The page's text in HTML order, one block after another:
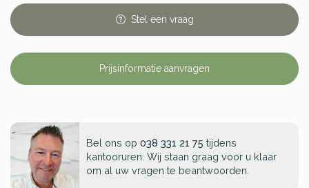
Stel een vraag
Prijsinformatie aanvragen
Bel ons op 038 331 21 75 tijdens
kantooruren. Wij staan graag voor u klaar
om al uw vragen te beantwoorden.